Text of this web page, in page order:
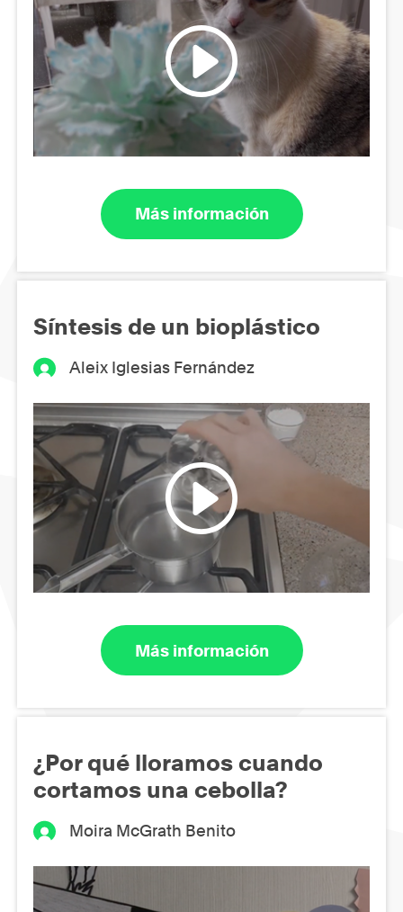
Más información
Síntesis de un bioplástico
Aleix Iglesias Fernández
Más información
¿Por qué lloramos cuando
cortamos una cebolla?
Moira McGrath Benito